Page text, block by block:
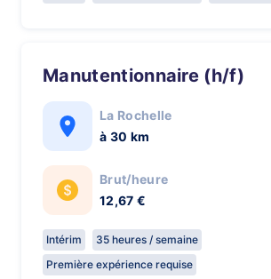
Manutentionnaire (h/f)
La Rochelle
à 30 km
Brut/heure
12,67 €
Intérim
35 heures / semaine
Première expérience requise